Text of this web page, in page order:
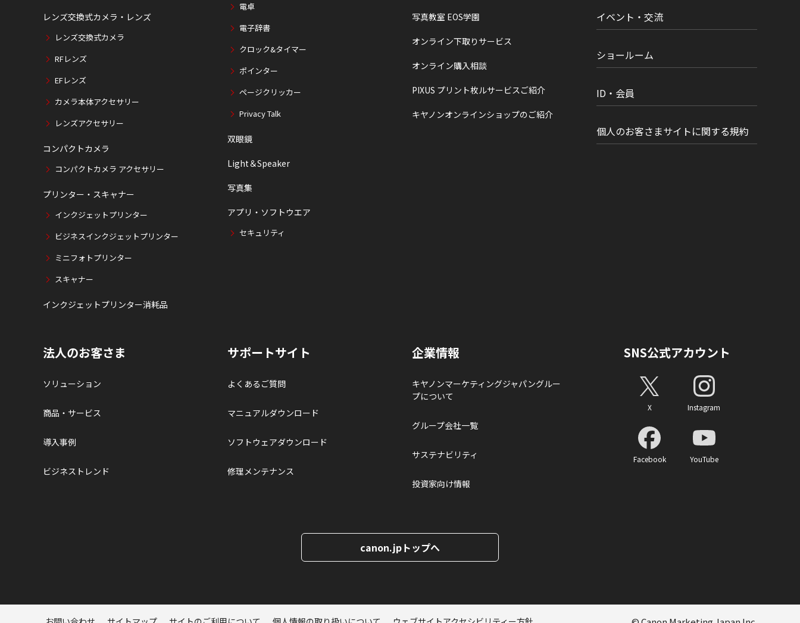
レンズ交換式カメラ・レンズ
レンズ交換式カメラ
RFレンズ
EFレンズ
カメラ本体アクセサリー
レンズアクセサリー
コンパクトカメラ
コンパクトカメラ アクセサリー
プリンター・スキャナー
インクジェットプリンター
ビジネスインクジェットプリンター
ミニフォトプリンター
スキャナー
インクジェットプリンター消耗品
電卓
電子辞書
クロック&タイマー
ポインター
ページクリッカー
Privacy Talk
双眼鏡
Light＆Speaker
写真集
アプリ・ソフトウエア
セキュリティ
写真教室 EOS学園
オンライン下取りサービス
オンライン購入相談
PIXUS プリント枚ルサービスご紹介
キヤノンオンラインショップのご紹介
イベント・交流
ショールーム
ID・会員
個人のお客さまサイトに関する規約
法人のお客さま
ソリューション
商品・サービス
導入事例
ビジネストレンド
サポートサイト
よくあるご質問
マニュアルダウンロード
ソフトウェアダウンロード
修理メンテナンス
企業情報
キヤノンマーケティングジャパングルー
プについて
グループ会社一覧
サステナビリティ
投資家向け情報
SNS公式アカウント
X Instagram
Facebook YouTube
canon.jpトップへ